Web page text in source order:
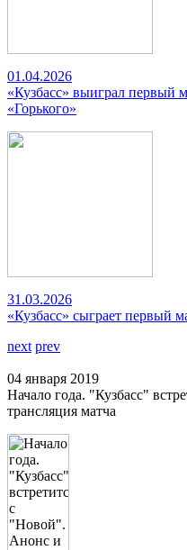
01.04.2026
«Кузбасс» выиграл первый
«Горького»
31.03.2026
«Кузбасс» сыграет первый
next prev
04 января 2019
Начало года. "Кузбасс"
трансляция матча